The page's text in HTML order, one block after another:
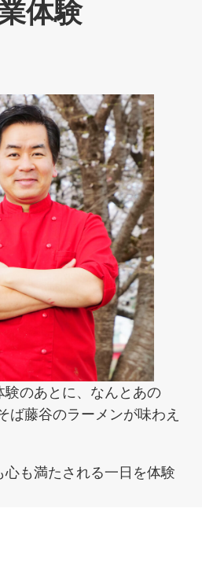
体験
のあとに、なんとあの
ば藤谷のラーメンが味わえ
心も満たされる一日を体験